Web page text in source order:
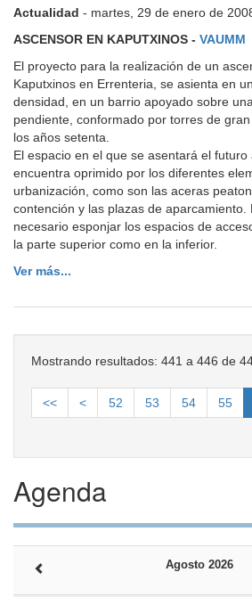
Actualidad - martes, 29 de enero de
ASCENSOR EN KAPUTXINOS - VAUMM
El proyecto para la realización de un
Kaputxinos en Errenteria, se asienta en
densidad, en un barrio apoyado sobre
pendiente, conformado por torres de
los años setenta.
El espacio en el que se asentará el
encuentra oprimido por los diferentes
urbanización, como son las aceras
contención y las plazas de aparcamiento.
necesario esponjar los espacios de
la parte superior como en la inferior.
Ver más...
Mostrando resultados: 441 a 446 de
<< < 52 53 54 55
Agenda
Agosto 2026